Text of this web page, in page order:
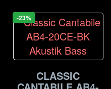
-23%
CLASSIC